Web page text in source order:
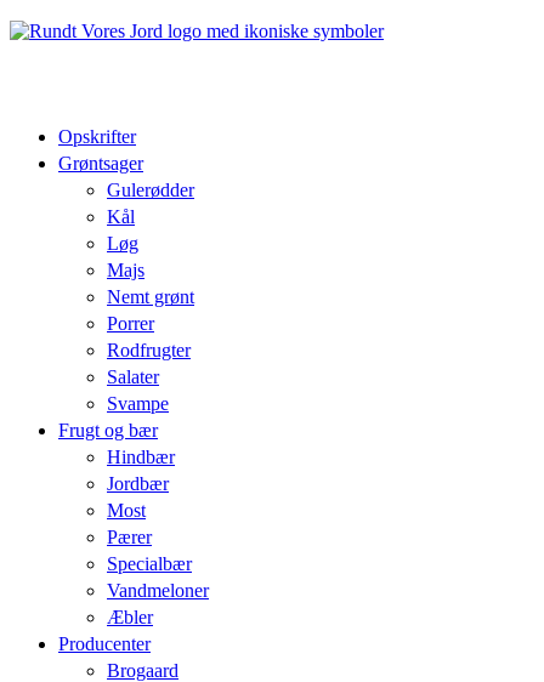
Opskrifter
Grøntsager
Gulerødder
Kål
Løg
Majs
Nemt grønt
Porrer
Rodfrugter
Salater
Svampe
Frugt og bær
Hindbær
Jordbær
Most
Pærer
Specialbær
Vandmeloner
Æbler
Producenter
Brogaard